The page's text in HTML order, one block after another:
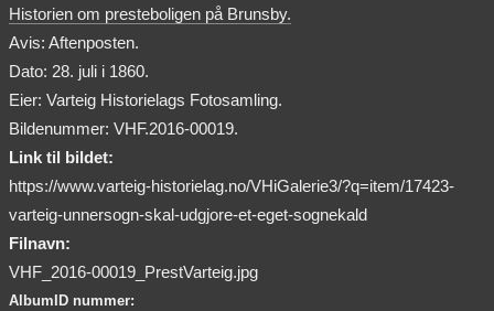
Historien om presteboligen på Brunsby.
Avis: Aftenposten.
Dato: 28. juli i 1860.
Eier: Varteig Historielags Fotosamling.
Bildenummer: VHF.2016-00019.
Link til bildet:
https://www.varteig-historielag.no/VHiGalerie3/?q=item/17423-
varteig-unnersogn-skal-udgjore-et-eget-sognekald
Filnavn:
VHF_2016-00019_PrestVarteig.jpg
AlbumID nummer: